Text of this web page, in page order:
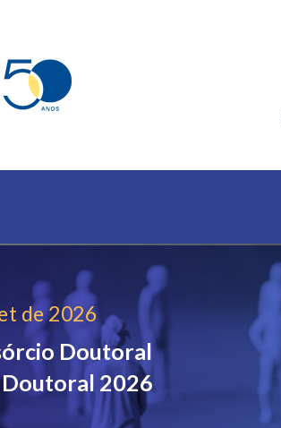
de 2026
Doutoral
2026